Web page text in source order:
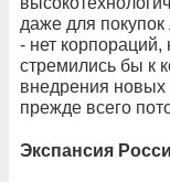
даже для покупок
- нет
стремились бы к
внедрения новых
прежде всего
Экспансия